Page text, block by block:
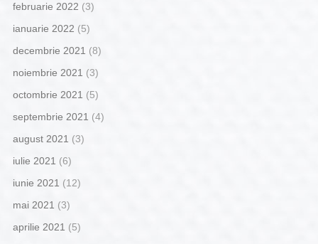
februarie 2022 (3)
ianuarie 2022 (5)
decembrie 2021 (8)
noiembrie 2021 (3)
octombrie 2021 (5)
septembrie 2021 (4)
august 2021 (3)
iulie 2021 (6)
iunie 2021 (12)
mai 2021 (3)
aprilie 2021 (5)